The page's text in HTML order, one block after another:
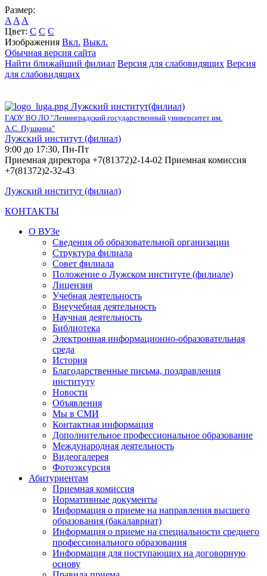
Размер:
A A A
Цвет: C C C
Изображения Вкл. Выкл.
Обычная версия сайта
Найти ближайший филиал Версия для слабовидящих Версия
для слабовидящих
Лужский институт(филиал)
ГАОУ ВО ЛО "Ленинградский государственный университет им.
А.С. Пушкина"
Лужский институт (филиал)
9:00 до 17:30, Пн-Пт
Приемная директора +7(81372)2-14-02 Приемная комиссия
+7(81372)2-32-43
Лужский институт (филиал)
КОНТАКТЫ
О ВУЗе
Сведения об образовательной организации
Структура филиала
Совет филиала
Положение о Лужском институте (филиале)
Лицензия
Учебная деятельность
Внеучебная деятельность
Научная деятельность
Библиотека
Электронная информационно-образовательная
среда
История
Благодарственные письма, поздравления
институту
Новости
Объявления
Мы в СМИ
Контактная информация
Дополнительное профессиональное образование
Международная деятельность
Видеогалерея
Фотоэксурсия
Абитуриентам
Приемная комиссия
Нормативные документы
Информация о приеме на направления высшего
образования (бакалавриат)
Информация о приеме на специальности среднего
профессионального образования
Информация для поступающих на договорную
основу